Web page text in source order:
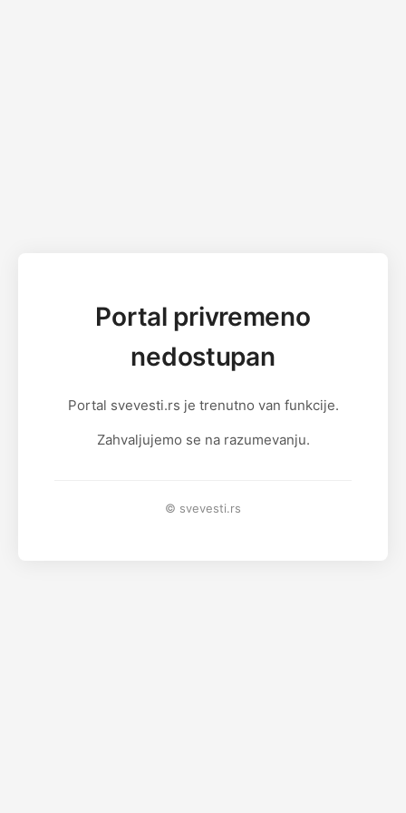
Portal privremeno
nedostupan
Portal svevesti.rs je trenutno van funkcije.
Zahvaljujemo se na razumevanju.
© svevesti.rs